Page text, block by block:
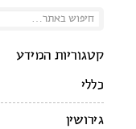
קטגוריות המידע
כללי
גירושין